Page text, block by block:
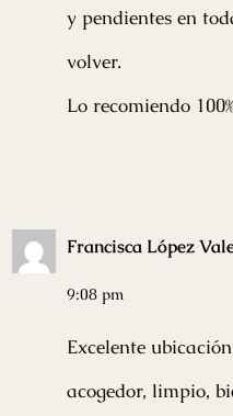
y pendientes en
volver.
Lo recomiendo
Francisca López
9:08 pm
Excelente
acogedor, limpio,